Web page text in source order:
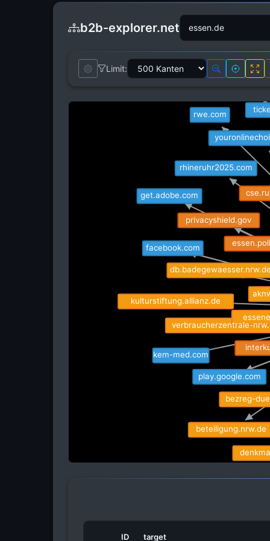
b2b-explorer.net
Limit:
privacyshield.gov
facebook.com
rwe.com
play.google.com
get.adobe.com
kem-med.com
rhineruhr2025.com
kulturstiftung.allianz.de
db.badegewaesser.nrw.de
beteiligung.nrw.de
bezreg-
verbraucherzentrale-
ID target